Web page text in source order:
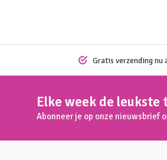
Gratis verzending nu
Elke week de
Abonneer je op onze nieuwsbrief